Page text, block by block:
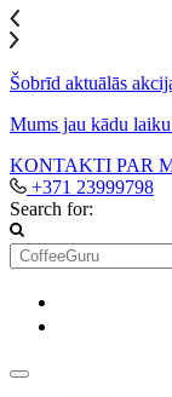
Šobrīd aktuālās
Mums jau kādu
KONTAKTI PAR
+371 23999798
Search for: